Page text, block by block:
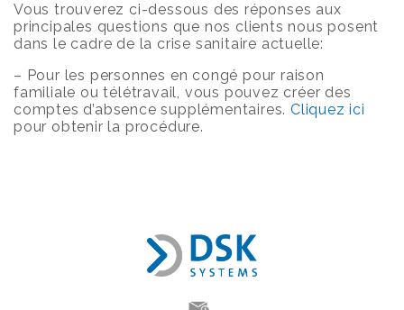
Vous trouverez ci-dessous des réponses aux
principales questions que nos clients nous posent
dans le cadre de la crise sanitaire actuelle:
– Pour les personnes en congé pour raison
familiale ou télétravail, vous pouvez créer des
comptes d’absence supplémentaires. Cliquez ici
pour obtenir la procédure.